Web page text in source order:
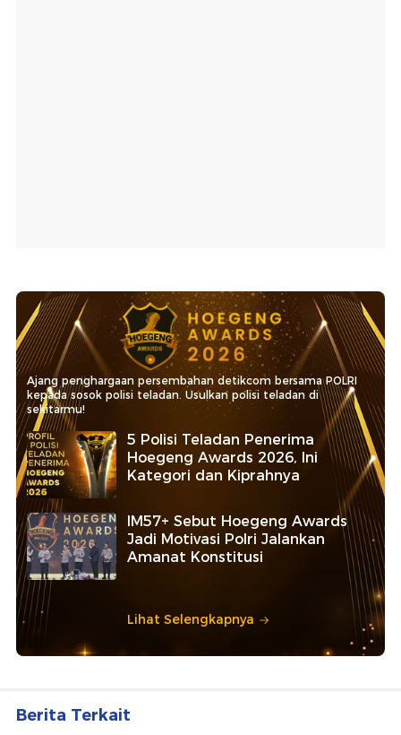
Ajang penghargaan persembahan detikcom bersama POLRI
kepada sosok polisi teladan. Usulkan polisi teladan di
sekitarmu!
5 Polisi Teladan Penerima
Hoegeng Awards 2026, Ini
Kategori dan Kiprahnya
IM57+ Sebut Hoegeng Awards
Jadi Motivasi Polri Jalankan
Amanat Konstitusi
Lihat Selengkapnya
Berita Terkait